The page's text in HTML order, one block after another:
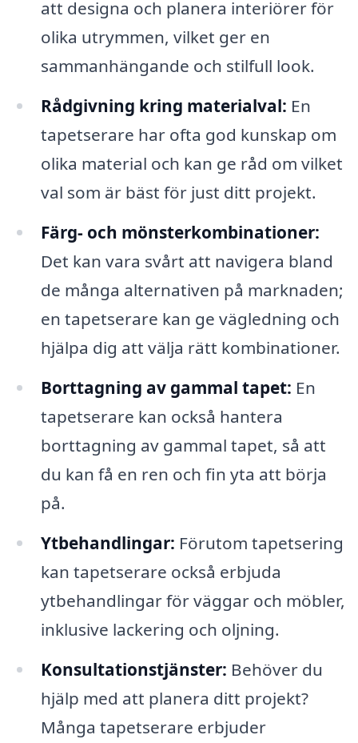
att designa och planera interiörer för
olika utrymmen, vilket ger en
sammanhängande och stilfull look.
Rådgivning kring materialval: En
tapetserare har ofta god kunskap om
olika material och kan ge råd om vilket
val som är bäst för just ditt projekt.
Färg- och mönsterkombinationer:
Det kan vara svårt att navigera bland
de många alternativen på marknaden;
en tapetserare kan ge vägledning och
hjälpa dig att välja rätt kombinationer.
Borttagning av gammal tapet: En
tapetserare kan också hantera
borttagning av gammal tapet, så att
du kan få en ren och fin yta att börja
på.
Ytbehandlingar: Förutom tapetsering
kan tapetserare också erbjuda
ytbehandlingar för väggar och möbler,
inklusive lackering och oljning.
Konsultationstjänster: Behöver du
hjälp med att planera ditt projekt?
Många tapetserare erbjuder